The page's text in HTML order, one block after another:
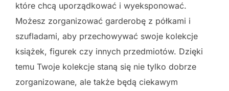
które chcą uporządkować i wyeksponować.
Możesz zorganizować garderobę z półkami i
szufladami, aby przechowywać swoje kolekcje
książek, figurek czy innych przedmiotów. Dzięki
temu Twoje kolekcje staną się nie tylko dobrze
zorganizowane, ale także będą ciekawym